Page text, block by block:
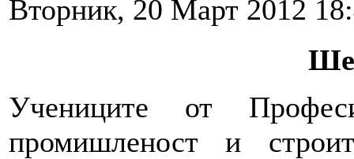
Вторник, 20 Март 2012
Учениците от
промишленост и